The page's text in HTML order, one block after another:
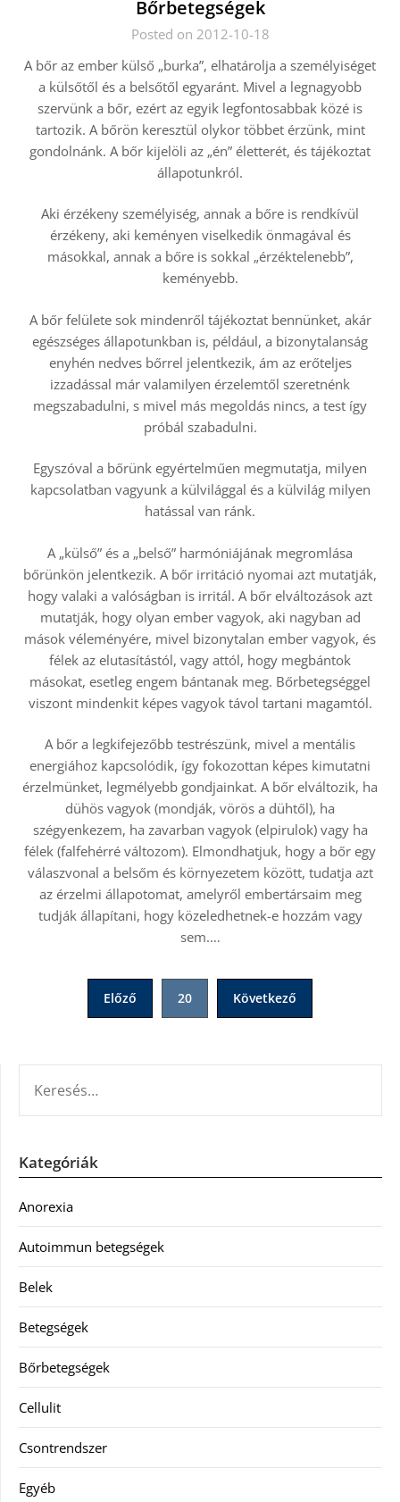
Bőrbetegségek
Posted on 2012-10-18
A bőr az ember külső „burka”, elhatárolja a személyiséget
a külsőtől és a belsőtől egyaránt. Mivel a legnagyobb
szervünk a bőr, ezért az egyik legfontosabbak közé is
tartozik. A bőrön keresztül olykor többet érzünk, mint
gondolnánk. A bőr kijelöli az „én” életterét, és tájékoztat
állapotunkról.
Aki érzékeny személyiség, annak a bőre is rendkívül
érzékeny, aki keményen viselkedik önmagával és
másokkal, annak a bőre is sokkal „érzéktelenebb”,
keményebb.
A bőr felülete sok mindenről tájékoztat bennünket, akár
egészséges állapotunkban is, például, a bizonytalanság
enyhén nedves bőrrel jelentkezik, ám az erőteljes
izzadással már valamilyen érzelemtől szeretnénk
megszabadulni, s mivel más megoldás nincs, a test így
próbál szabadulni.
Egyszóval a bőrünk egyértelműen megmutatja, milyen
kapcsolatban vagyunk a külvilággal és a külvilág milyen
hatással van ránk.
A „külső” és a „belső” harmóniájának megromlása
bőrünkön jelentkezik. A bőr irritáció nyomai azt mutatják,
hogy valaki a valóságban is irritál. A bőr elváltozások azt
mutatják, hogy olyan ember vagyok, aki nagyban ad
mások véleményére, mivel bizonytalan ember vagyok, és
félek az elutasítástól, vagy attól, hogy megbántok
másokat, esetleg engem bántanak meg. Bőrbetegséggel
viszont mindenkit képes vagyok távol tartani magamtól.
A bőr a legkifejezőbb testrészünk, mivel a mentális
energiához kapcsolódik, így fokozottan képes kimutatni
érzelmünket, legmélyebb gondjainkat. A bőr elváltozik, ha
dühös vagyok (mondják, vörös a dühtől), ha
szégyenkezem, ha zavarban vagyok (elpirulok) vagy ha
félek (falfehérré változom). Elmondhatjuk, hogy a bőr egy
válaszvonal a belsőm és környezetem között, tudatja azt
az érzelmi állapotomat, amelyről embertársaim meg
tudják állapítani, hogy közeledhetnek-e hozzám vagy
sem.…
BejegyzésekElőző 20 Következő
Kategóriák
Anorexia
Autoimmun betegségek
Belek
Betegségek
Bőrbetegségek
Cellulit
Csontrendszer
Egyéb